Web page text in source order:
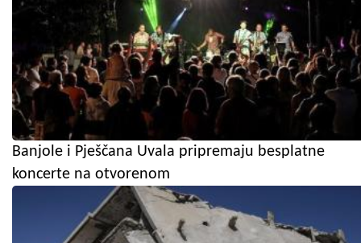
Banjole i Pješčana Uvala pripremaju besplatne
koncerte na otvorenom